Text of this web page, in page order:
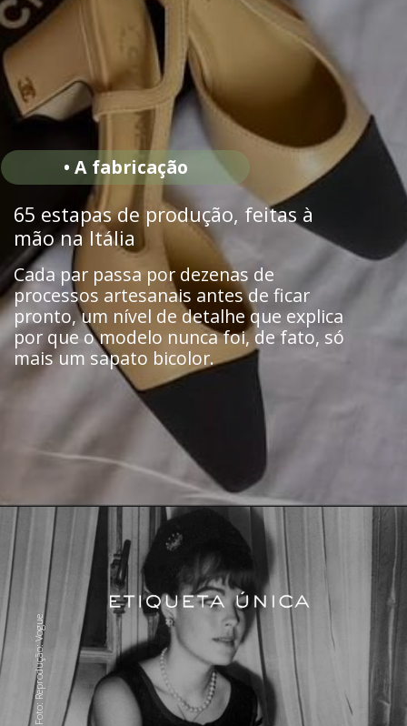
65 estapas de produção, feitas à
mão na Itália
• A fabricação
Cada par passa por dezenas de
processos artesanais antes de ficar
pronto, um nível de detalhe que explica
por que o modelo nunca foi, de fato, só
mais um sapato bicolor.
Foto: Reprodução: Vogue